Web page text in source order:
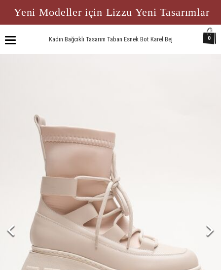
Yeni Modeller için Lizzu Yeni Tasarımlar
Toggle
0
Kadın Bağcıklı Tasarım Taban Esnek Bot Karel Bej